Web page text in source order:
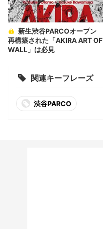
再構築された「AKIRA ART OF
WALL」は必見
関連キーフレーズ
渋谷PARCO